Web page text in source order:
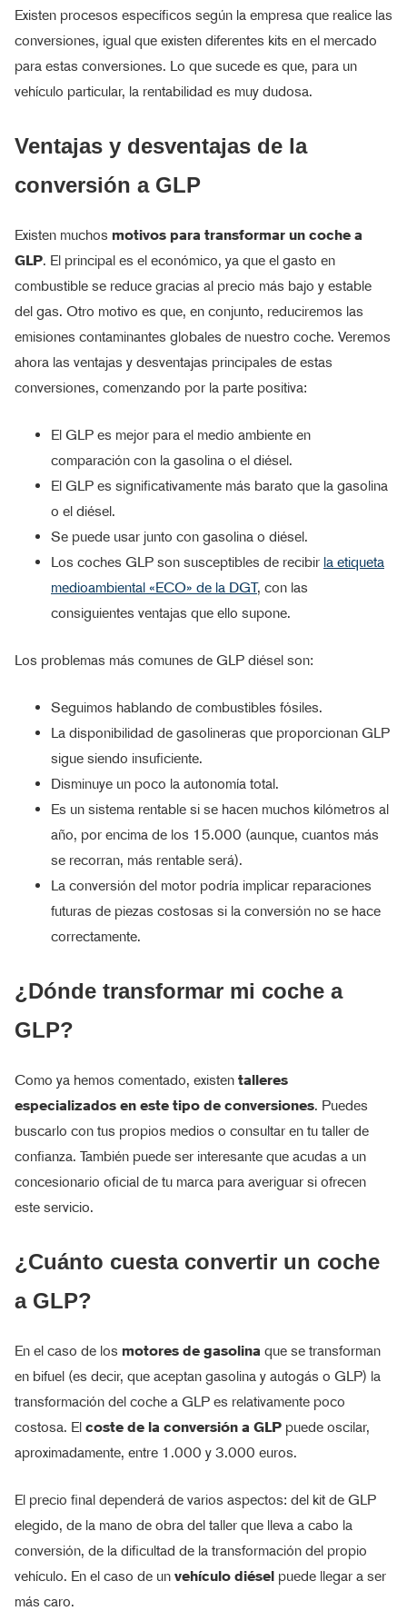
Existen procesos específicos según la empresa que realice las
conversiones, igual que existen diferentes kits en el mercado
para estas conversiones. Lo que sucede es que, para un
vehículo particular, la rentabilidad es muy dudosa.
Ventajas y desventajas de la
conversión a GLP
Existen muchos motivos para transformar un coche a
GLP. El principal es el económico, ya que el gasto en
combustible se reduce gracias al precio más bajo y estable
del gas. Otro motivo es que, en conjunto, reduciremos las
emisiones contaminantes globales de nuestro coche. Veremos
ahora las ventajas y desventajas principales de estas
conversiones, comenzando por la parte positiva:
El GLP es mejor para el medio ambiente en
comparación con la gasolina o el diésel.
El GLP es significativamente más barato que la gasolina
o el diésel.
Se puede usar junto con gasolina o diésel.
Los coches GLP son susceptibles de recibir la etiqueta
medioambiental «ECO» de la DGT, con las
consiguientes ventajas que ello supone.
Los problemas más comunes de GLP diésel son:
Seguimos hablando de combustibles fósiles.
La disponibilidad de gasolineras que proporcionan GLP
sigue siendo insuficiente.
Disminuye un poco la autonomía total.
Es un sistema rentable si se hacen muchos kilómetros al
año, por encima de los 15.000 (aunque, cuantos más
se recorran, más rentable será).
La conversión del motor podría implicar reparaciones
futuras de piezas costosas si la conversión no se hace
correctamente.
¿Dónde transformar mi coche a
GLP?
Como ya hemos comentado, existen talleres
especializados en este tipo de conversiones. Puedes
buscarlo con tus propios medios o consultar en tu taller de
confianza. También puede ser interesante que acudas a un
concesionario oficial de tu marca para averiguar si ofrecen
este servicio.
¿Cuánto cuesta convertir un coche
a GLP?
En el caso de los motores de gasolina que se transforman
en bifuel (es decir, que aceptan gasolina y autogás o GLP) la
transformación del coche a GLP es relativamente poco
costosa. El coste de la conversión a GLP puede oscilar,
aproximadamente, entre 1.000 y 3.000 euros.
El precio final dependerá de varios aspectos: del kit de GLP
elegido, de la mano de obra del taller que lleva a cabo la
conversión, de la dificultad de la transformación del propio
vehículo. En el caso de un vehículo diésel puede llegar a ser
más caro.